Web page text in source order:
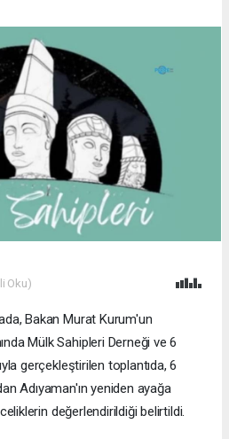
Oku)
Bakan Murat Kurum'un
Mülk Sahipleri Derneği ve 6
gerçekleştirilen toplantıda, 6
Adıyaman'ın yeniden ayağa
değerlendirildiği belirtildi.